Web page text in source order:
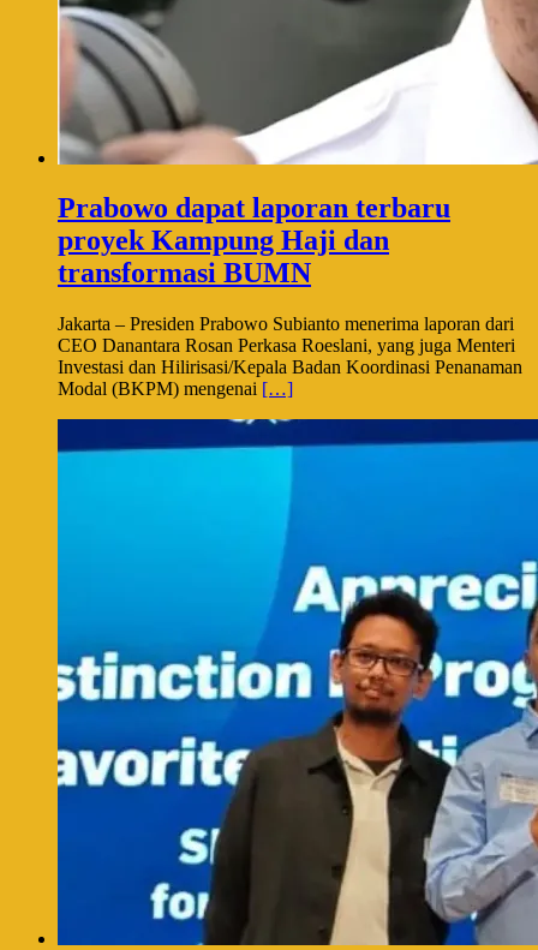
Prabowo dapat laporan terbaru
proyek Kampung Haji dan
transformasi BUMN
Jakarta – Presiden Prabowo Subianto menerima laporan dari
CEO Danantara Rosan Perkasa Roeslani, yang juga Menteri
Investasi dan Hilirisasi/Kepala Badan Koordinasi Penanaman
Modal (BKPM) mengenai […]